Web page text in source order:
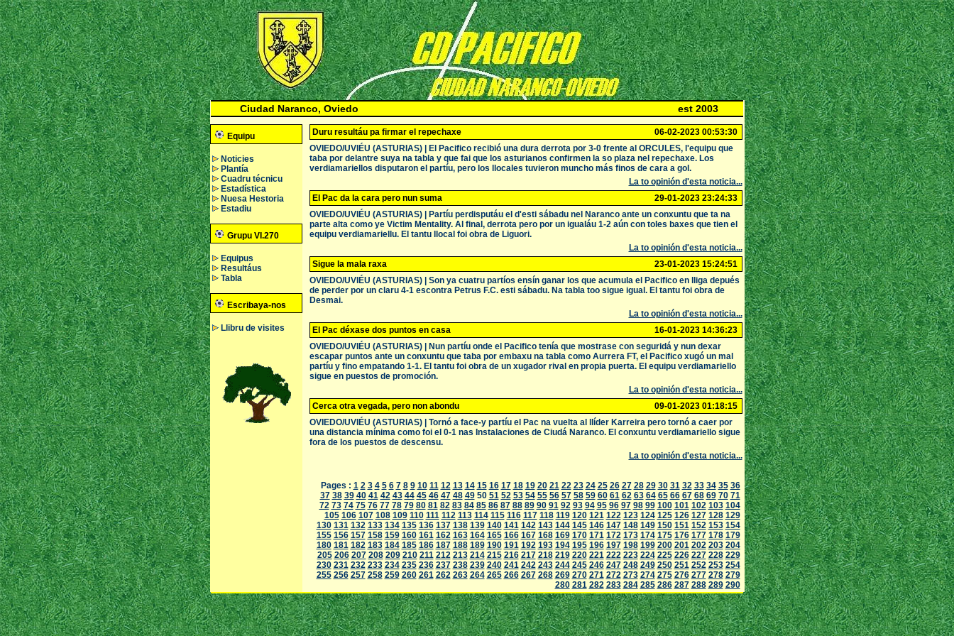
Ciudad Naranco, Oviedo est 2003
Equipu
Noticies
Plantía
Cuadru técnicu
Estadística
Nuesa Hestoria
Estadiu
Grupu VI.270
Equipus
Resultáus
Tabla
Escribaya-nos
Llibru de visites
Duru resultáu pa firmar el repechaxe
06-02-2023 00:53:30
OVIEDO/UVIÉU (ASTURIAS) | El Pacifico recibió una dura derrota por 3-0 frente al ORCULES, l'equipu que
taba por delantre suya na tabla y que fai que los asturianos confirmen la so plaza nel repechaxe. Los
verdiamariellos disputaron el partíu, pero los llocales tuvieron muncho más finos de cara a gol.
La to opinión d'esta noticia...
El Pac da la cara pero nun suma
29-01-2023 23:24:33
OVIEDO/UVIÉU (ASTURIAS) | Partíu perdisputáu el d'esti sábadu nel Naranco ante un conxuntu que ta na
parte alta como ye Victim Mentality. Al final, derrota pero por un igualáu 1-2 aún con toles baxes que tien el
equipu verdiamariellu. El tantu llocal foi obra de Liguori.
La to opinión d'esta noticia...
Sigue la mala raxa
23-01-2023 15:24:51
OVIEDO/UVIÉU (ASTURIAS) | Son ya cuatru partíos ensín ganar los que acumula el Pacifico en lliga depués
de perder por un claru 4-1 escontra Petrus F.C. esti sábadu. Na tabla too sigue igual. El tantu foi obra de
Desmai.
La to opinión d'esta noticia...
El Pac déxase dos puntos en casa
16-01-2023 14:36:23
OVIEDO/UVIÉU (ASTURIAS) | Nun partíu onde el Pacifico tenía que mostrase con seguridá y nun dexar
escapar puntos ante un conxuntu que taba por embaxu na tabla como Aurrera FT, el Pacifico xugó un mal
partíu y fino empatando 1-1. El tantu foi obra de un xugador rival en propia puerta. El equipu verdiamariello
sigue en puestos de promoción.
La to opinión d'esta noticia...
Cerca otra vegada, pero non abondu
09-01-2023 01:18:15
OVIEDO/UVIÉU (ASTURIAS) | Tornó a face-y partíu el Pac na vuelta al llíder Karreira pero tornó a caer por
una distancia mínima como foi el 0-1 nas Instalaciones de Ciudá Naranco. El conxuntu verdiamariello sigue
fora de los puestos de descensu.
La to opinión d'esta noticia...
Pages : 1 2 3 4 5 6 7 8 9 10 11 12 13 14 15 16 17 18 19 20 21 22 23 24 25 26 27 28 29 30 31 32 33 34 35 36
37 38 39 40 41 42 43 44 45 46 47 48 4950 51 52 53 54 55 56 57 58 59 60 61 62 63 64 65 66 67 68 69 70 71
72 73 74 75 76 77 78 79 80 81 82 83 84 85 86 87 88 89 90 91 92 93 94 95 96 97 98 99 100 101 102 103 104
105 106 107 108 109 110 111 112 113 114 115 116 117 118 119 120 121 122 123 124 125 126 127 128 129
130 131 132 133 134 135 136 137 138 139 140 141 142 143 144 145 146 147 148 149 150 151 152 153 154
155 156 157 158 159 160 161 162 163 164 165 166 167 168 169 170 171 172 173 174 175 176 177 178 179
180 181 182 183 184 185 186 187 188 189 190 191 192 193 194 195 196 197 198 199 200 201 202 203 204
205 206 207 208 209 210 211 212 213 214 215 216 217 218 219 220 221 222 223 224 225 226 227 228 229
230 231 232 233 234 235 236 237 238 239 240 241 242 243 244 245 246 247 248 249 250 251 252 253 254
255 256 257 258 259 260 261 262 263 264 265 266 267 268 269 270 271 272 273 274 275 276 277 278 279
280 281 282 283 284 285 286 287 288 289 290